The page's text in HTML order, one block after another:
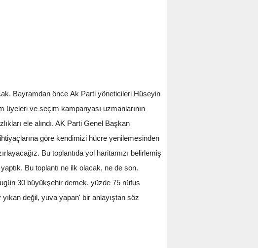
Bayramdan önce Ak Parti yöneticileri Hüseyin
üyeleri ve seçim kampanyası uzmanlarının
ele alındı. AK Parti Genel Başkan
göre kendimizi hücre yenilemesinden
Bu toplantıda yol haritamızı belirlemiş
Bu toplantı ne ilk olacak, ne de son.
30 büyükşehir demek, yüzde 75 nüfus
değil, yuva yapan' bir anlayıştan söz